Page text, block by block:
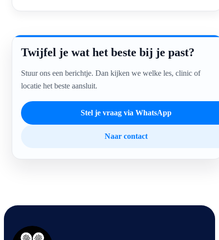
Twijfel je wat het beste bij je past?
Stuur ons een berichtje. Dan kijken we welke les, clinic of
locatie het beste aansluit.
Stel je vraag via WhatsApp
Naar contact